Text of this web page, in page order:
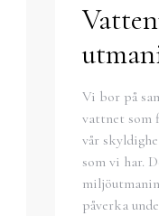
Vi bor på
vattnet som
vår
som vi har.
påverka